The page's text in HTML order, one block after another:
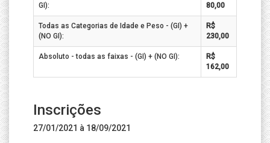
GI):
80,00
Todas as Categorias de Idade e Peso - (GI) +
(NO GI):
R$
230,00
Absoluto - todas as faixas - (GI) + (NO GI):
R$
162,00
Inscrições
27/01/2021 à 18/09/2021